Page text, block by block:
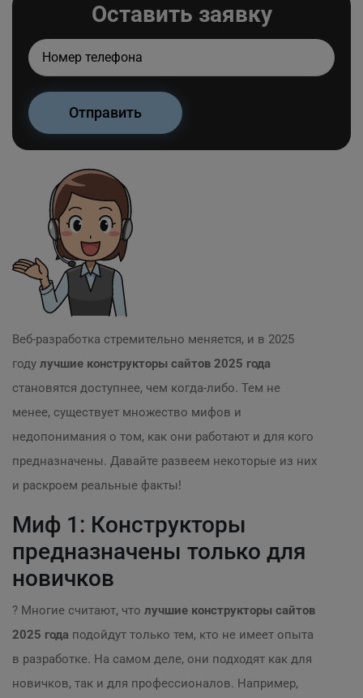
Оставить заявку
Веб-разработка стремительно меняется, и в 2025
году лучшие конструкторы сайтов 2025 года
становятся доступнее, чем когда-либо. Тем не
менее, существует множество мифов и
недопонимания о том, как они работают и для кого
предназначены. Давайте развеем некоторые из них
и раскроем реальные факты!
Миф 1: Конструкторы
предназначены только для
новичков
? Многие считают, что лучшие конструкторы сайтов
2025 года подойдут только тем, кто не имеет опыта
в разработке. На самом деле, они подходят как для
новичков, так и для профессионалов. Например,